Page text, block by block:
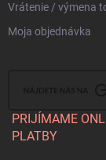
Vrátenie / výmena
Moja objednávka
PRIJÍMAME
PLATBY